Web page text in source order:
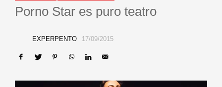
Porno Star es puro teatro
EXPERPENTO 17/09/2015